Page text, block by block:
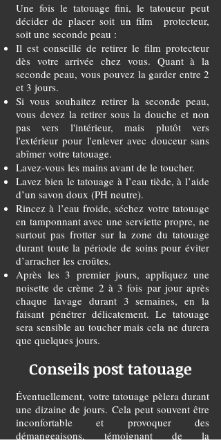
Une fois le tatouage fini, le tatoueur peut
décider de placer soit un film protecteur,
soit une seconde peau :
Il est conseillé de retirer le film protecteur
dès votre arrivée chez vous. Quant à la
seconde peau, vous pouvez la garder entre 2
et 3 jours.
Si vous souhaitez retirer la seconde peau,
vous devez la retirer sous la douche et non
pas vers l'intérieur, mais plutôt vers
l'extérieur pour l'enlever avec douceur sans
abîmer votre tatouage.
Lavez-vous les mains avant de le toucher.
Lavez bien le tatouage à l’eau tiède, à l’aide
d’un savon doux (PH neutre).
Rincez à l’eau froide, séchez votre tatouage
en tamponnant avec une serviette propre, ne
surtout pas frotter sur la zone du tatouage
durant toute la période de soins pour éviter
d’arracher les croûtes.
Après les 3 premier jours, appliquez une
noisette de crème 2 à 3 fois par jour après
chaque lavage durant 3 semaines, en la
faisant pénétrer délicatement. Le tatouage
sera sensible au toucher mais cela ne durera
que quelques jours.
Conseils post tatouage
Éventuellement, votre tatouage pèlera durant
une dizaine de jours. Cela peut souvent être
inconfortable et provoquer des
démangeaisons, témoignant de la